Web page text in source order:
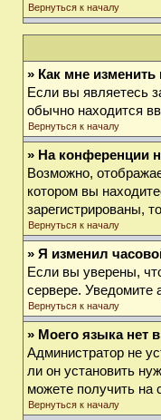
Вернуться к началу
» Как мне
Если вы являетесь
обычно находится
Вернуться к началу
» На конференции
Возможно,
котором вы
зарегистрированы,
Вернуться к началу
» Я изменил
Если вы уверены,
сервере. Уведомите
Вернуться к началу
» Моего языка нет
Администратор не
ли он установить
можете получить на
Вернуться к началу